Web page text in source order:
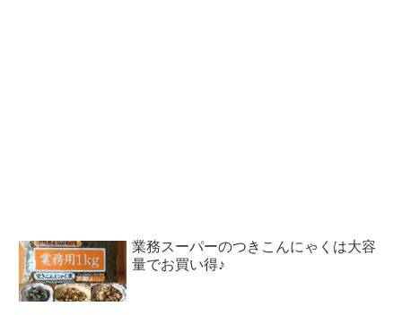
業務スーパーのつきこんにゃくは大容
量でお買い得♪